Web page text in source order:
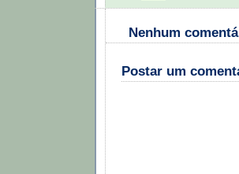
Nenhum
Postar um